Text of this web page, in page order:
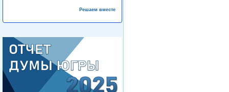
Решаем вместе